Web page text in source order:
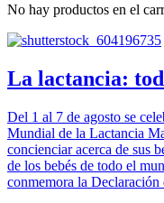
No hay productos en el
La lactancia:
Del 1 al 7 de agosto se
Mundial de la Lactancia
concienciar acerca de sus
de los bebés de todo el
conmemora la